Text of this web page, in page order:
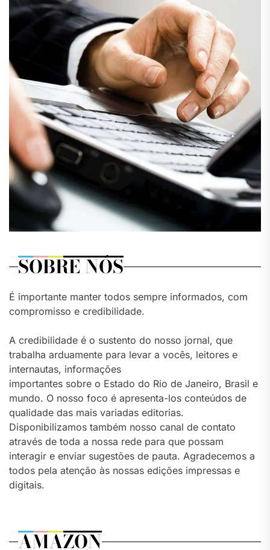
SOBRE NÓS
É importante manter todos sempre informados, com
compromisso e credibilidade.
A credibilidade é o sustento do nosso jornal, que
trabalha arduamente para levar a vocês, leitores e
internautas, informações
importantes sobre o Estado do Rio de Janeiro, Brasil e
mundo. O nosso foco é apresenta-los conteúdos de
qualidade das mais variadas editorias.
Disponibilizamos também nosso canal de contato
através de toda a nossa rede para que possam
interagir e enviar sugestões de pauta. Agradecemos a
todos pela atenção às nossas edições impressas e
digitais.
AMAZON